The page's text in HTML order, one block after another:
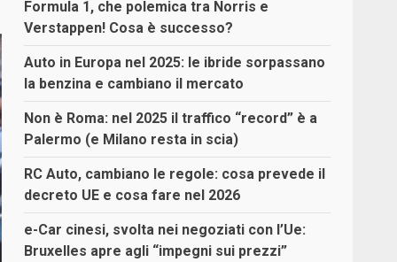
Formula 1, che polemica tra Norris e
Verstappen! Cosa è successo?
Auto in Europa nel 2025: le ibride sorpassano
la benzina e cambiano il mercato
Non è Roma: nel 2025 il traffico “record” è a
Palermo (e Milano resta in scia)
RC Auto, cambiano le regole: cosa prevede il
decreto UE e cosa fare nel 2026
e-Car cinesi, svolta nei negoziati con l’Ue:
Bruxelles apre agli “impegni sui prezzi”